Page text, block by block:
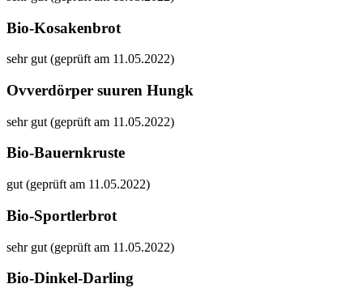
Bio-Kosakenbrot
sehr gut (geprüft am 11.05.2022)
Ovverdörper suuren Hungk
sehr gut (geprüft am 11.05.2022)
Bio-Bauernkruste
gut (geprüft am 11.05.2022)
Bio-Sportlerbrot
sehr gut (geprüft am 11.05.2022)
Bio-Dinkel-Darling